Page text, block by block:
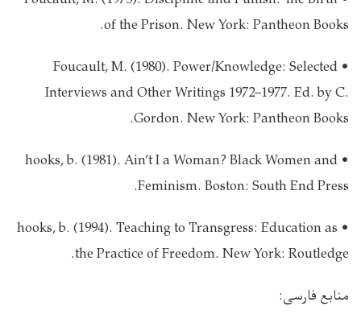
of the Prison. New York: Pantheon Books.
• Foucault, M. (1980). Power/Knowledge: Selected
Interviews and Other Writings 1972–1977. Ed. by C.
Gordon. New York: Pantheon Books.
• hooks, b. (1981). Ain’t I a Woman? Black Women and
Feminism. Boston: South End Press.
• hooks, b. (1994). Teaching to Transgress: Education as
the Practice of Freedom. New York: Routledge.
منابع فارسی: